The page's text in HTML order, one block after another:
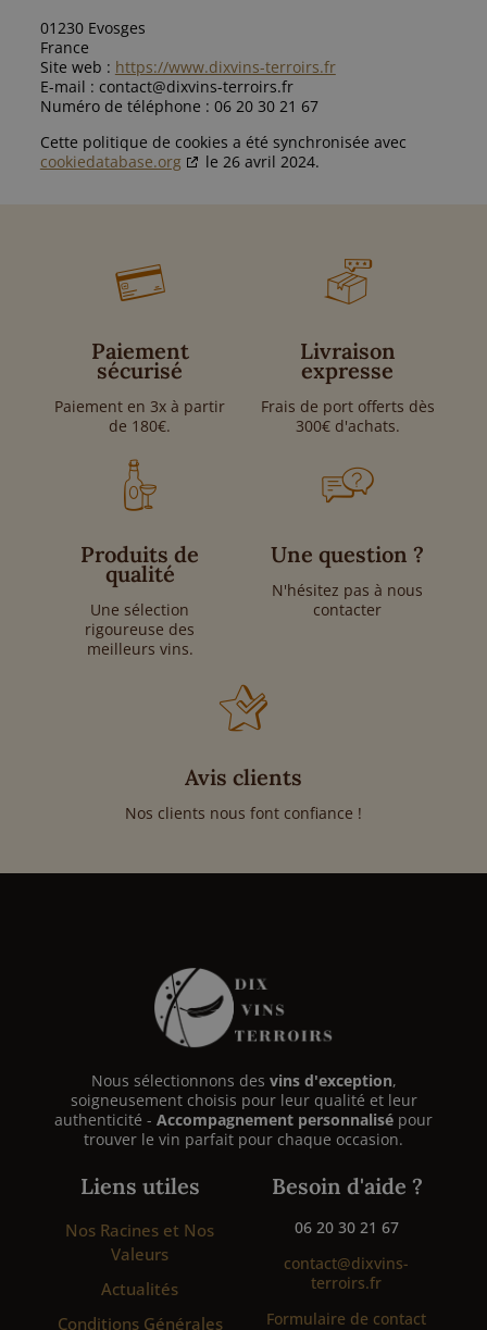
01230 Evosges
France
Site web : https://www.dixvins-terroirs.fr
E-mail : contact@dixvins-terroirs.fr
Numéro de téléphone : 06 20 30 21 67
Cette politique de cookies a été synchronisée avec
cookiedatabase.org
le 26 avril 2024.
Paiement
sécurisé
Paiement en 3x à partir
de 180€.
Livraison
expresse
Frais de port offerts dès
300€ d'achats.
Produits de
qualité
Une sélection
rigoureuse des
meilleurs vins.
Une question ?
N'hésitez pas à nous
contacter
Avis clients
Nos clients nous font confiance !
Nous sélectionnons des vins d'exception,
soigneusement choisis pour leur qualité et leur
authenticité - Accompagnement personnalisé pour
trouver le vin parfait pour chaque occasion.
Liens utiles
Nos Racines et Nos
Valeurs
Actualités
Conditions Générales
Besoin d'aide ?
06 20 30 21 67
contact@dixvins-
terroirs.fr
Formulaire de contact